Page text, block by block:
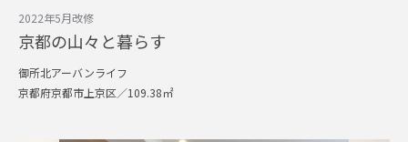
2022年5月改修
京都の山々と暮らす
御所北アーバンライフ
京都府京都市上京区／109.38㎡